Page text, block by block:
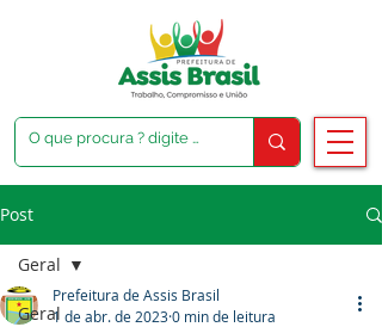
Post
Geral
Geral
Prefeitura de Assis Brasil
1 de abr. de 20230 min de leitura